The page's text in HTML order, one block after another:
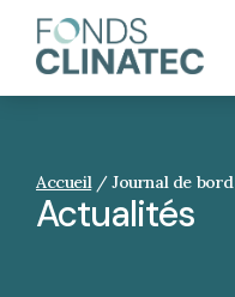
Accueil / Journal de bord
Actualités